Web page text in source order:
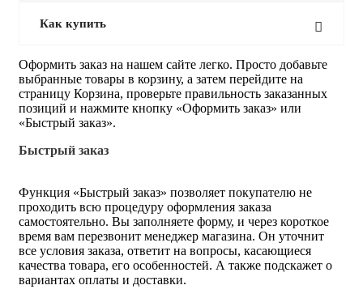
Как купить
Оформить заказ на нашем сайте легко. Просто добавьте
выбранные товары в корзину, а затем перейдите на
страницу Корзина, проверьте правильность заказанных
позиций и нажмите кнопку «Оформить заказ» или
«Быстрый заказ».
Быстрый заказ
Функция «Быстрый заказ» позволяет покупателю не
проходить всю процедуру оформления заказа
самостоятельно. Вы заполняете форму, и через короткое
время вам перезвонит менеджер магазина. Он уточнит
все условия заказа, ответит на вопросы, касающиеся
качества товара, его особенностей. А также подскажет о
вариантах оплаты и доставки.